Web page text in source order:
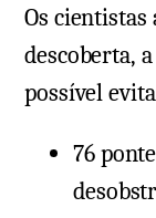
Os cientistas
descoberta,
possível
76